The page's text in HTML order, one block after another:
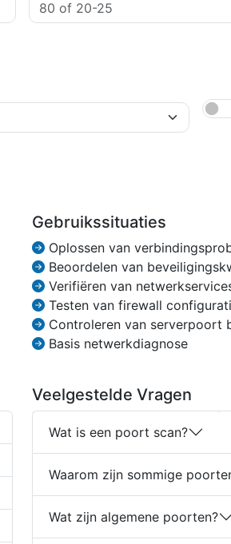
Gebruikssituaties
Oplossen van
Beoordelen van
Verifiëren van
Testen van firewall
Controleren van serverpoort
Basis netwerkdiagnose
Veelgestelde Vragen
Wat is een poort scan?
Waarom zijn sommige
Wat zijn algemene poorten?